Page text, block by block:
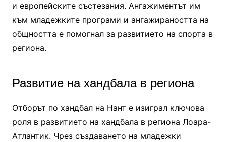
и европейските състезания. Ангажиментът им
към младежките програми и ангажираността на
общността е помогнал за развитието на спорта в
региона.
Развитие на хандбала в региона
Отборът по хандбал на Нант е изиграл ключова
роля в развитието на хандбала в региона Лоара-
Атлантик. Чрез създаването на младежки